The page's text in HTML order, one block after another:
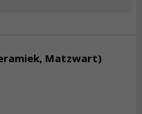
Matzwart)